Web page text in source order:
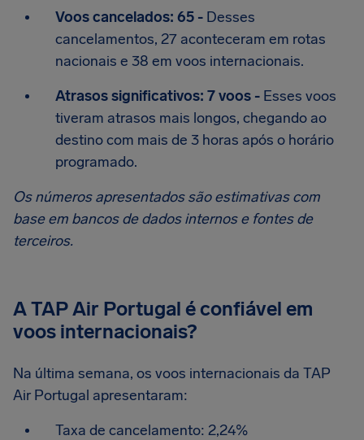
Voos cancelados: 65 - Desses
cancelamentos, 27 aconteceram em rotas
nacionais e 38 em voos internacionais.
Atrasos significativos: 7 voos - Esses voos
tiveram atrasos mais longos, chegando ao
destino com mais de 3 horas após o horário
programado.
Os números apresentados são estimativas com
base em bancos de dados internos e fontes de
terceiros.
A TAP Air Portugal é confiável em
voos internacionais?
Na última semana, os voos internacionais da TAP
Air Portugal apresentaram:
Taxa de cancelamento: 2,24%